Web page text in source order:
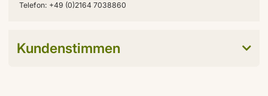
Telefon: +49 (0)2164 7038860
Kundenstimmen